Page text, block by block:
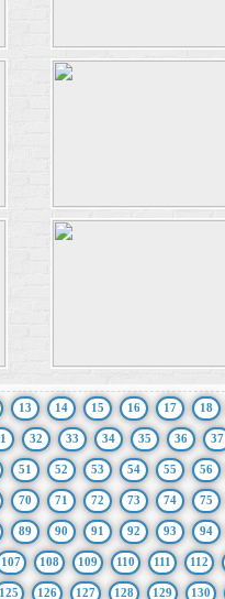
13 14 15 16 17 18
32 33 34 35 36 37
51 52 53 54 55 56
70 71 72 73 74 75
89 90 91 92 93 94
107 108 109 110 111 112
125 126 127 128 129 130